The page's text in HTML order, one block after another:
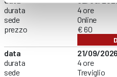
durata
sede
prezzo
4 ore
Online
€ 60
data
durata
sede
21/09/2026
4 ore
Treviglio